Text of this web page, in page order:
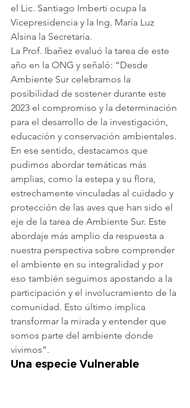
el Lic. Santiago Imberti ocupa la
Vicepresidencia y la Ing. María Luz
Alsina la Secretaría.
La Prof. Ibañez evaluó la tarea de este
año en la ONG y señaló: “Desde
Ambiente Sur celebramos la
posibilidad de sostener durante este
2023 el compromiso y la determinación
para el desarrollo de la investigación,
educación y conservación ambientales.
En ese sentido, destacamos que
pudimos abordar temáticas más
amplias, como la estepa y su flora,
estrechamente vinculadas al cuidado y
protección de las aves que han sido el
eje de la tarea de Ambiente Sur. Este
abordaje más amplio da respuesta a
nuestra perspectiva sobre comprender
el ambiente en su integralidad y por
eso también seguimos apostando a la
participación y el involucramiento de la
comunidad. Esto último implica
transformar la mirada y entender que
somos parte del ambiente donde
vivimos”.
Una especie Vulnerable